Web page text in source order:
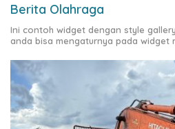
Berita Olahraga
Ini contoh widget dengan style
anda bisa mengaturnya pada widget